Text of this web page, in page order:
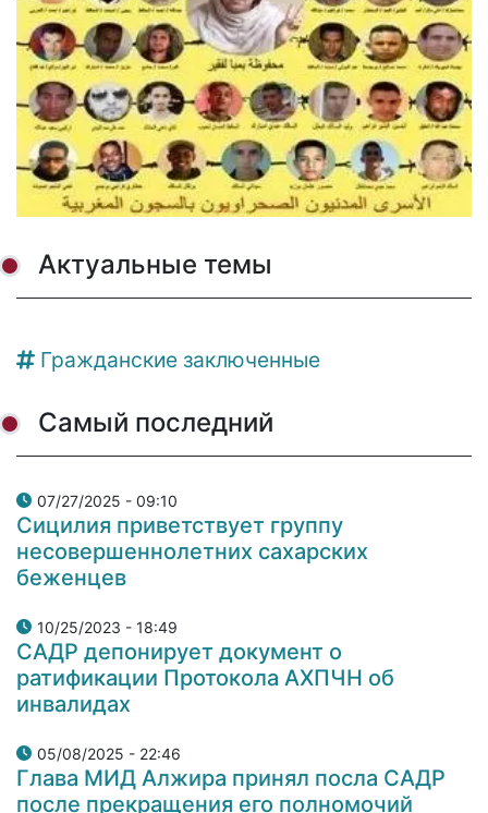
Актуальные темы
Гражданские заключенные
Самый последний
07/27/2025 - 09:10
Сицилия приветствует группу
несовершеннолетних сахарских
беженцев
10/25/2023 - 18:49
САДР депонирует документ о
ратификации Протокола АХПЧН об
инвалидах
05/08/2025 - 22:46
Глава МИД Алжира принял посла САДР
после прекращения его полномочий